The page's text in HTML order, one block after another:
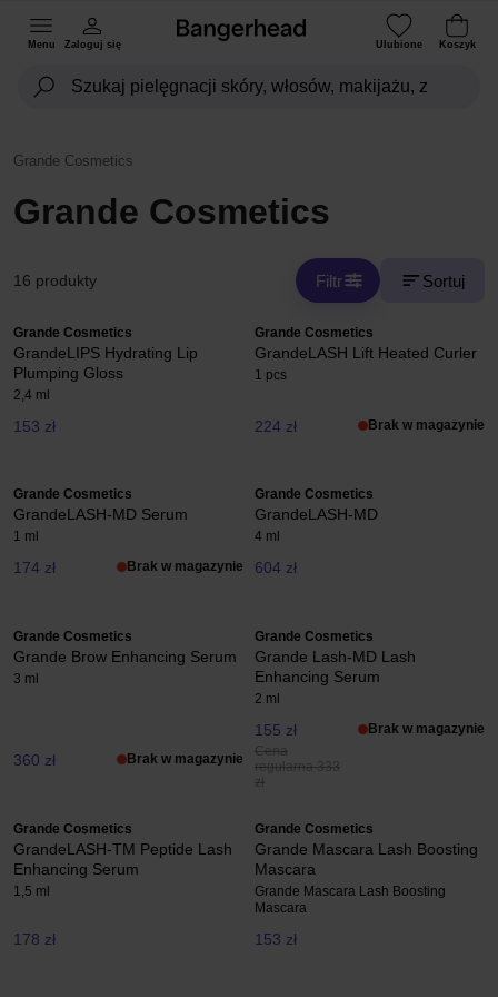
Menu Zaloguj się Ulubione Koszyk
Grande Cosmetics
Grande Cosmetics
16 produkty Filtr Sortuj
Grande Cosmetics
GrandeLIPS Hydrating Lip
Plumping Gloss
2,4 ml
153 zł
Grande Cosmetics
GrandeLASH Lift Heated Curler
1 pcs
224 zł Brak w magazynie
Grande Cosmetics
GrandeLASH-MD Serum
1 ml
174 zł Brak w magazynie
Grande Cosmetics
GrandeLASH-MD
4 ml
604 zł
Grande Cosmetics
Grande Brow Enhancing Serum
3 ml
360 zł Brak w magazynie
Grande Cosmetics
Grande Lash-MD Lash
Enhancing Serum
2 ml
155 zł
Cena
regularna 333
zł
Brak w magazynie
Grande Cosmetics
GrandeLASH-TM Peptide Lash
Enhancing Serum
1,5 ml
178 zł
Grande Cosmetics
Grande Mascara Lash Boosting
Mascara
Grande Mascara Lash Boosting
Mascara
153 zł